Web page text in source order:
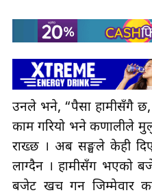
उनले भने, “पैसा हामीसँगै छ,
काम गरियो भने कर्णालीले
राख्छ । अब सङ्घले केही
लाग्दैन । हामीसँग भएको
बजेट खर्च गर्न जिम्मेवार